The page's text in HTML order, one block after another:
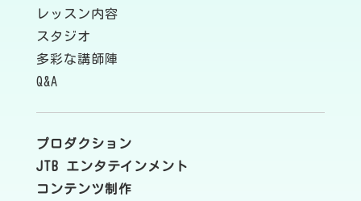
レッスン内容
スタジオ
多彩な講師陣
Q&A
プロダクション
JTB エンタテインメント
コンテンツ制作